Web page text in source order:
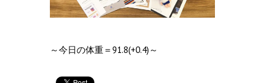
～今日の体重＝91.8(+0.4)～